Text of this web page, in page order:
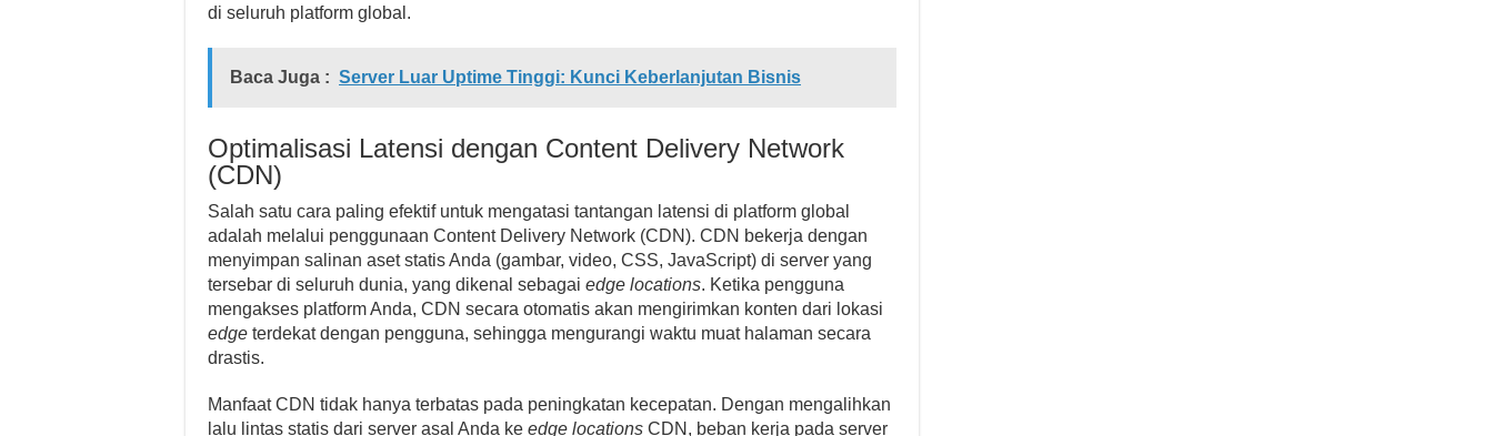
di seluruh platform global.
Baca Juga : Server Luar Uptime Tinggi: Kunci Keberlanjutan Bisnis
Optimalisasi Latensi dengan Content Delivery Network
(CDN)
Salah satu cara paling efektif untuk mengatasi tantangan latensi di platform global
adalah melalui penggunaan Content Delivery Network (CDN). CDN bekerja dengan
menyimpan salinan aset statis Anda (gambar, video, CSS, JavaScript) di server yang
tersebar di seluruh dunia, yang dikenal sebagai edge locations. Ketika pengguna
mengakses platform Anda, CDN secara otomatis akan mengirimkan konten dari lokasi
edge terdekat dengan pengguna, sehingga mengurangi waktu muat halaman secara
drastis.
Manfaat CDN tidak hanya terbatas pada peningkatan kecepatan. Dengan mengalihkan
lalu lintas statis dari server asal Anda ke edge locations CDN, beban kerja pada server